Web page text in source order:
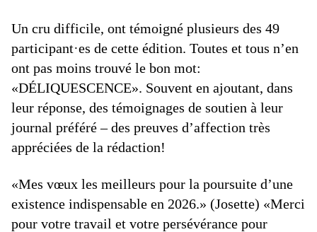
Un cru difficile, ont témoigné plusieurs des 49
participant·es de cette édition. Toutes et tous n’en
ont pas moins trouvé le bon mot:
«DÉLIQUESCENCE». Souvent en ajoutant, dans
leur ­réponse, des témoignages de soutien à leur
journal préféré – des preuves d’affection très
appréciées de la rédaction!
«Mes vœux les meilleurs pour la poursuite d’une
existence indispensable en 2026.» (Josette) «Merci
pour votre travail et votre persévérance pour